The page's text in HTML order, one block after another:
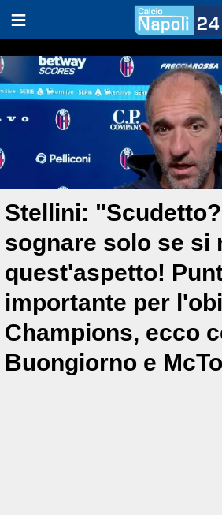
Stellini:
sognare solo se si
quest'aspetto!
importante per
Champions, ecco
Buongiorno e